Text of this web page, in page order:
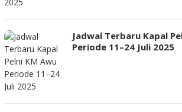
Jadwal Terbaru Kapal
Periode 11–24 Juli 2025